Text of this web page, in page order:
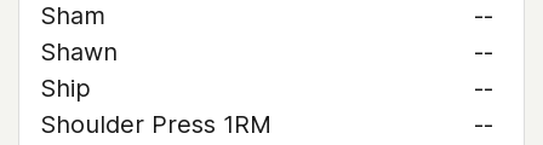
Sham
--
Shawn
--
Ship
--
Shoulder Press 1RM
--